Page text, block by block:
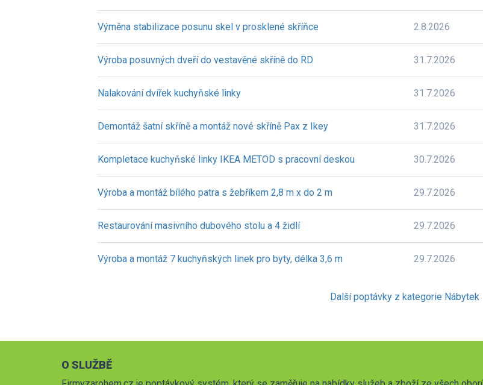
Výměna stabilizace posunu skel v prosklené skříňce 2.8.2026
Výroba posuvných dveří do vestavěné skříně do RD 31.7.2026
Nalakování dvířek kuchyňské linky 31.7.2026
Demontáž šatní skříně a montáž nové skříně Pax z Ikey 31.7.2026
Kompletace kuchyňské linky IKEA METOD s pracovní deskou 30.7.2026
Výroba a montáž bílého patra s žebříkem 2,8 m x do 2 m 29.7.2026
Restaurování masivního dubového stolu a 4 židlí 29.7.2026
Výroba a montáž 7 kuchyňských linek pro byty, délka 3,6 m 29.7.2026
Další poptávky z kategorie Nábytek
O SLUŽBĚ